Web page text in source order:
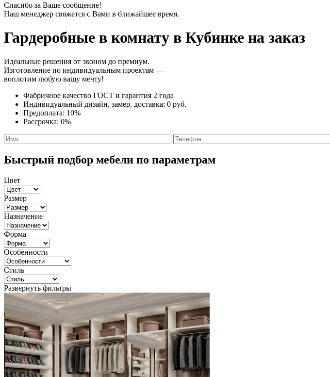
Спасибо за Ваше сообщение!
Наш менеджер свяжется с Вами в ближайшее время.
Гардеробные в комнату в Кубинке на заказ
Идеальные решения от эконом до премиум.
Изготовление по индивидуальным проектам —
воплотим любую вашу мечту!
Фабричное качество ГОСТ и гарантия 2 года
Индивидуальный дизайн, замер, доставка: 0 руб.
Предоплата: 10%
Рассрочка: 0%
Быстрый подбор мебели по параметрам
Цвет
Размер
Назначение
Форма
Особенности
Стиль
Развернуть фильтры